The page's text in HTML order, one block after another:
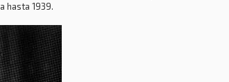
hasta 1939.